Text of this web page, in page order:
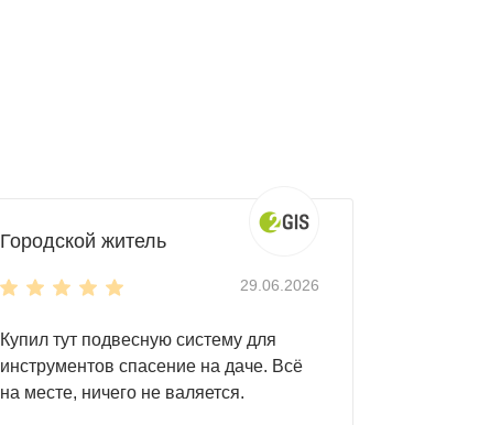
Городской житель
29.06.2026
Купил тут подвесную систему для
инструментов спасение на даче. Всё
на месте, ничего не валяется.